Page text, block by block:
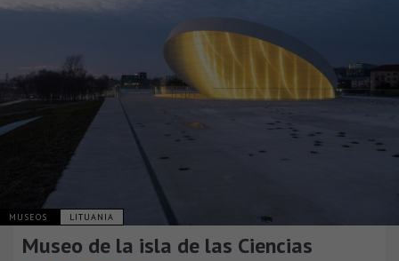
MUSEOS LITUANIA
Museo de la isla de las Ciencias